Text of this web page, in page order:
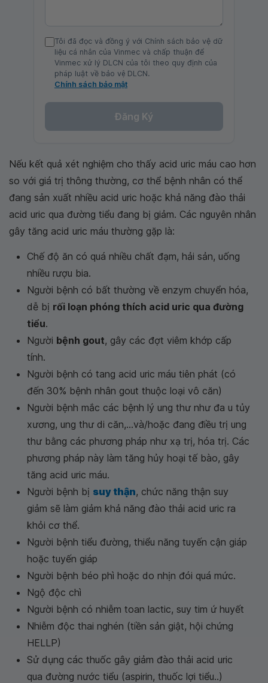
Tôi đã đọc và đồng ý với Chính sách bảo vệ dữ
liệu cá nhân của Vinmec và chấp thuận để
Vinmec xử lý DLCN của tôi theo quy định của
pháp luật về bảo vệ DLCN.
Chính sách bảo mật
Đăng Ký
Nếu kết quả xét nghiệm cho thấy acid uric máu cao hơn
so với giá trị thông thường, cơ thể bệnh nhân có thể
đang sản xuất nhiều acid uric hoặc khả năng đào thải
acid uric qua đường tiểu đang bị giảm. Các nguyên nhân
gây tăng acid uric máu thường gặp là:
Chế độ ăn có quá nhiều chất đạm, hải sản, uống
nhiều rượu bia.
Người bệnh có bất thường về enzym chuyển hóa,
dễ bị rối loạn phóng thích acid uric qua đường
tiểu.
Người bệnh gout, gây các đợt viêm khớp cấp
tính.
Người bệnh có tang acid uric máu tiên phát (có
đến 30% bệnh nhân gout thuộc loại vô căn)
Người bệnh mắc các bệnh lý ung thư như đa u tủy
xương, ung thư di căn,...và/hoặc đang điều trị ung
thư bằng các phương pháp như xạ trị, hóa trị. Các
phương pháp này làm tăng hủy hoại tế bào, gây
tăng acid uric máu.
Người bệnh bị suy thận, chức năng thận suy
giảm sẽ làm giảm khả năng đào thải acid uric ra
khỏi cơ thể.
Người bệnh tiểu đường, thiểu năng tuyến cận giáp
hoặc tuyến giáp
Người bệnh béo phì hoặc do nhịn đói quá mức.
Ngộ độc chì
Người bệnh có nhiễm toan lactic, suy tim ứ huyết
Nhiễm độc thai nghén (tiền sản giật, hội chứng
HELLP)
Sử dụng các thuốc gây giảm đào thải acid uric
qua đường nước tiểu (aspirin, thuốc lợi tiểu..)